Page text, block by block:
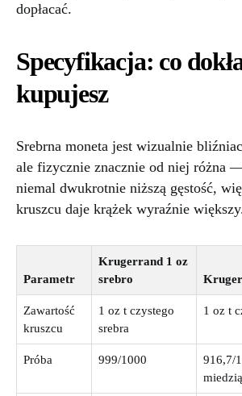
dopłacać.
Specyfikacja: co
kupujesz
Srebrna moneta jest wizualnie
ale fizycznie znacznie od niej różna
niemal dwukrotnie niższą gęstość,
kruszcu daje krążek wyraźnie
Parametr
Krugerrand 1 oz
srebro
Zawartość
kruszcu
1 oz t czystego
srebra
1 oz t
Próba 999/1000
916,7/